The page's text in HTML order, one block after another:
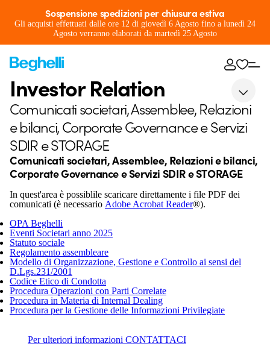
Sospensione spedizioni per chiusura estiva
Gli acquisti effettuati dalle ore 12 di giovedì 6 Agosto fino a lunedì 24
Agosto verranno elaborati da martedì 25 Agosto
Investor Relation
Comunicati societari, Assemblee, Relazioni
e bilanci, Corporate Governance e Servizi
SDIR e STORAGE
Comunicati societari, Assemblee, Relazioni e bilanci,
Corporate Governance e Servizi SDIR e STORAGE
In quest'area è possiblile scaricare direttamente i file PDF dei
comunicati (è necessario Adobe Acrobat Reader®).
OPA Beghelli
Eventi Societari anno 2025
Statuto sociale
Regolamento assembleare
Modello di Organizzazione, Gestione e Controllo ai sensi del
D.Lgs.231/2001
Codice Etico di Condotta
Procedura Operazioni con Parti Correlate
Procedura in Materia di Internal Dealing
Procedura per la Gestione delle Informazioni Privilegiate
Per ulteriori informazioni CONTATTACI